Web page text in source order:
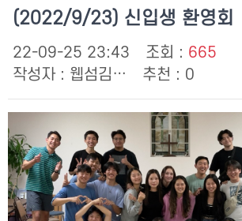
(2022/9/23) 신입생 환영회
22-09-25 23:43 조회 : 665
작성자 : 웹섬김… 추천 : 0